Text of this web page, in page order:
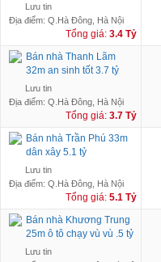
Lưu tin
Địa điểm: Q.Hà Đông, Hà Nội
Tổng giá: 3.4 Tỷ
Bán nhà Thanh Lãm
32m an sinh tốt 3.7 tỷ
Lưu tin
Địa điểm: Q.Hà Đông, Hà Nội
Tổng giá: 3.7 Tỷ
Bán nhà Trần Phú 33m
dân xây 5.1 tỷ
Lưu tin
Địa điểm: Q.Hà Đông, Hà Nội
Tổng giá: 5.1 Tỷ
Bán nhà Khương Trung
25m ô tô chạy vù vù .5 tỷ
Lưu tin